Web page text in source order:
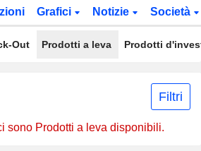
Grafici Notizie Società
Out Prodotti a leva Prodotti
Filtri
sono Prodotti a leva disponibili.